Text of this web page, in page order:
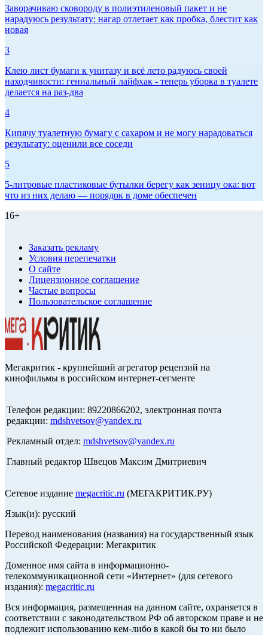
Заворачиваю сковороду в полиэтиленовый пакет и не
нарадуюсь результату: нагар отлетает как пробка, блестит как
новая
3
Клею лист бумаги к унитазу и всё лето радуюсь своей
находчивости: гениальный лайфхак - теперь уборка в туалете
делается на раз-два
4
Кипячу туалетную бумагу с сахаром и не могу нарадоваться
результату: оценили все соседи
5
5-литровые пластиковые бутылки берегу как зеницу ока: вот
что из них делаю — порядок в доме обеспечен
16+
Заказать рекламу
Условия перепечатки
О сайте
Лицензионное соглашение
Частые вопросы
Пользовательское соглашение
Мегакритик - крупнейший агрегатор рецензий на
кинофильмы в российском интернет-сегменте
Телефон редакции: 89220866202, электронная почта
редакции: mdshvetsov@yandex.ru
Рекламный отдел: mdshvetsov@yandex.ru
Главный редактор Швецов Максим Дмитриевич
Сетевое издание megacritic.ru (МЕГАКРИТИК.РУ)
Язык(и): русский
Перевод наименования (названия) на государственный язык
Российской Федерации: Мегакритик
Доменное имя сайта в информационно-
телекоммуникационной сети «Интернет» (для сетевого
издания): megacritic.ru
Вся информация, размещенная на данном сайте, охраняется в
соответствии с законодательством РФ об авторском праве и не
подлежит использованию кем-либо в какой бы то ни было